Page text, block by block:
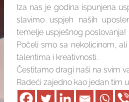
Iza nas je godina ispunjena
slavimo uspjeh naših
temelje uspješnog poslovanja!
Počeli smo sa nekolicinom,
talentima i kreativnosti.
Čestitamo dragi naši na svim
Radeći zajedno kao jedan tim